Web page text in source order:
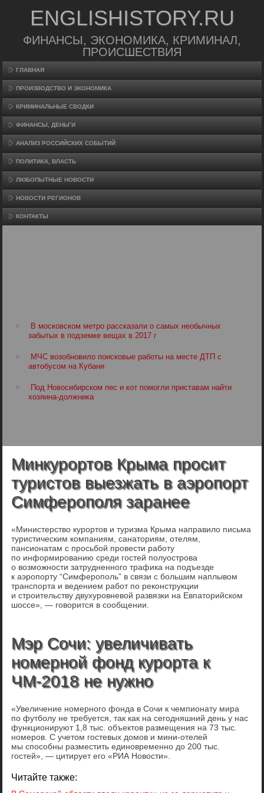
ENGLISHISTORY.RU
ФИНАНСЫ, ЭКОНОМИКА, КРИМИНАЛ,
ПРОИСШЕСТВИЯ
ГЛАВНАЯ
ПРОИЗВΟДСТВО И ЭКОНОМИКА
КРИМИНАЛЬНЫЕ СВОДКИ
ФИНАНСЫ, ДЕНЬГИ
АНАЛИЗ РОССИЙСКИХ СОБЫТИЙ
ПОЛИТИКА, ВЛАСТЬ
ЛЮБОПЫТНЫЕ НОВОСТИ
НОВОСТИ РЕГИОНОВ
КОНТАКТЫ
В московском метро рассказали о самых необычных
забытых в подземке вещах в 2017 г
МЧС возобновило поисковые работы на месте ДТП с
автобусом на Кубани
Под Новосибирском пес и кот помогли приставам найти
хозяина-должника
Минкурортов Крыма просит
туристов выезжать в аэропорт
Симферополя заранее
«Министерство курортов и туризма Крыма направило письма
туристическим компаниям, санаториям, отелям,
пансионатам с просьбой провести работу
по информированию среди гостей полуострова
о возможности затрудненного трафика на подъезде
к аэропорту “Симферополь” в связи с большим наплывом
транспорта и ведением работ по реконструкции
и строительству двухуровневой развязки на Евпаторийском
шоссе», — говорится в сообщении.
Мэр Сочи: увеличивать
номерной фонд курорта к
ЧМ-2018 не нужно
«Увеличение номерного фонда в Сочи к чемпионату мира
по футболу не требуется, так как на сегодняшний день у нас
функционируют 1,8 тыс. объектов размещения на 73 тыс.
номеров. С учетом гостевых домов и мини-отелей
мы способны разместить единовременно до 200 тыс.
гостей», — цитирует его «РИА Новости».
Читайте также: